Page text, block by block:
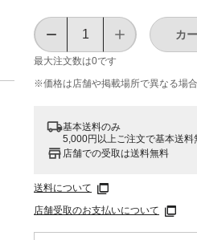
最大注文数は0です
カ
※価格は​店舗や​掲載場所で​異なる​場合
基本送料のみ
5,000円以上ご注文で基本送料
店舗での受取は送料無料
送料について
店舗受取のお支払いについて